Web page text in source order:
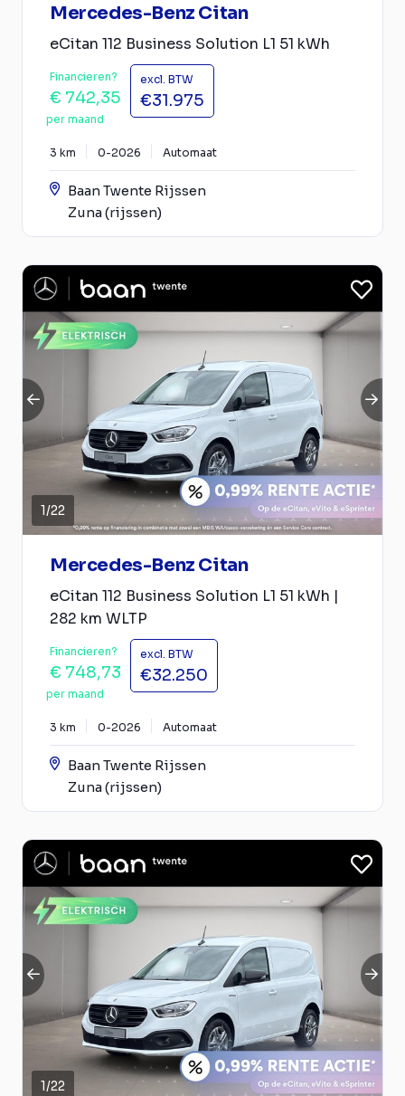
Mercedes-Benz Citan
eCitan 112 Business Solution L1 51 kWh
Financieren?
€ 742,35
per maand
excl. BTW
€31.975
3 km 0-2026 Automaat
Baan Twente Rijssen
Zuna (rijssen)
1/22
Mercedes-Benz Citan
eCitan 112 Business Solution L1 51 kWh |
282 km WLTP
Financieren?
€ 748,73
per maand
excl. BTW
€32.250
3 km 0-2026 Automaat
Baan Twente Rijssen
Zuna (rijssen)
1/22